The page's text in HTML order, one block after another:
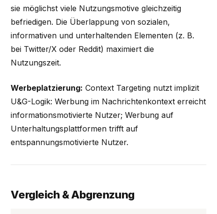
sie möglichst viele Nutzungsmotive gleichzeitig
befriedigen. Die Überlappung von sozialen,
informativen und unterhaltenden Elementen (z. B.
bei Twitter/X oder Reddit) maximiert die
Nutzungszeit.
Werbeplatzierung: Context Targeting nutzt implizit
U&G-Logik: Werbung im Nachrichtenkontext erreicht
informationsmotivierte Nutzer; Werbung auf
Unterhaltungsplattformen trifft auf
entspannungsmotivierte Nutzer.
Vergleich & Abgrenzung